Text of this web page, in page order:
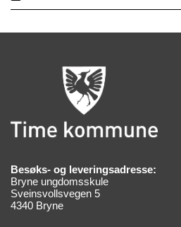
Besøks- og leveringsadresse:
Bryne ungdomsskule
Sveinsvollsvegen 5
4340 Bryne